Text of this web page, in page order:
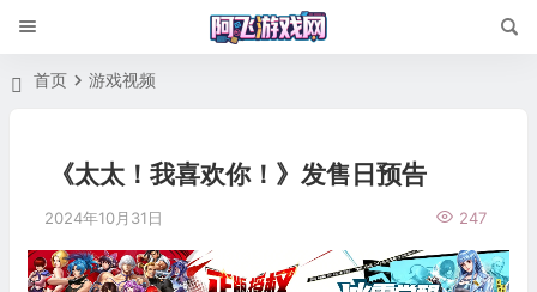
首页 游戏视频
《太太！我喜欢你！》发售日预告
2024年10月31日 247